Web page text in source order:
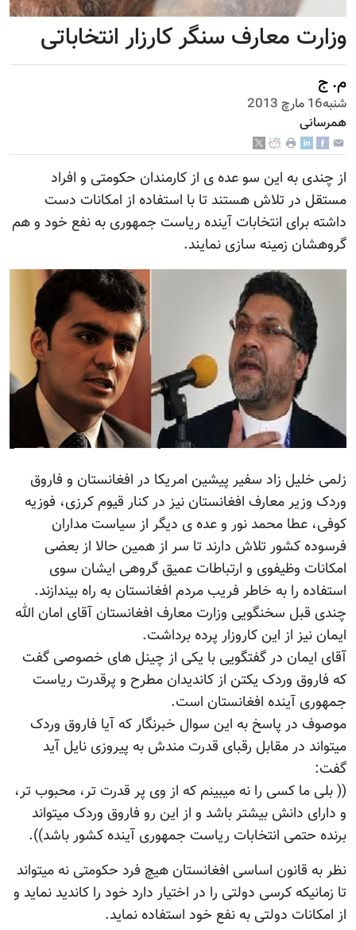
وزارت معارف سنگر کارزار انتخاباتی
م. ج
شنبه16 مارچ 2013
همرسانی
از چندی به این سو عده ی از کارمندان حکومتی و افراد
مستقل در تلاش هستند تا با استفاده از امکانات دست
داشته برای انتخابات آینده ریاست جمهوری به نفع خود و هم
گروهشان زمینه سازی نمایند.
زلمی خلیل زاد سفیر پیشین امریکا در افغانستان و فاروق
وردک وزیر معارف افغانستان نیز در کنار قیوم کرزی، فوزیه
کوفی، عطا محمد نور و عده ی دیگر از سیاست مداران
فرسوده کشور تلاش دارند تا سر از همین حالا از بعضی
امکانات وظیفوی و ارتباطات عمیق گروهی ایشان سوی
استفاده را به خاطر فریب مردم افغانستان به راه بیندازند.
چندی قبل سخنگویی وزارت معارف افغانستان آقای امان الله
ایمان نیز از این کاروزار پرده برداشت.
آقای ایمان در گفتگویی با یکی از چینل های خصوصی گفت
که فاروق وردک یکتن از کاندیدان مطرح و پرقدرت ریاست
جمهوری آینده افغانستان است.
موصوف در پاسخ به این سوال خبرنگار که آیا فاروق وردک
میتواند در مقابل رقبای قدرت مندش به پیروزی نایل آید
گفت:
(( بلی ما کسی را نه میبینم که از وی پر قدرت تر، محبوب تر،
و دارای دانش بیشتر باشد و از این رو فاروق وردک میتواند
برنده حتمی انتخابات ریاست جمهوری آینده کشور باشد)).
نظر به قانون اساسی افغانستان هیچ فرد حکومتی نه میتواند
تا زمانیکه کرسی دولتی را در اختیار دارد خود را کاندید نماید و
از امکانات دولتی به نفع خود استفاده نماید.